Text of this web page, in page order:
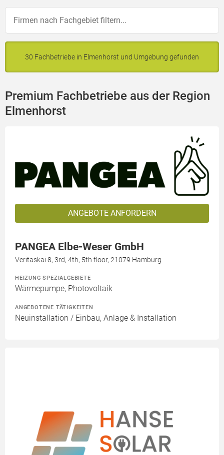
30 Fachbetriebe in Elmenhorst und Umgebung gefunden
Premium Fachbetriebe aus der Region
Elmenhorst
ANGEBOTE ANFORDERN
PANGEA Elbe-Weser GmbH
Veritaskai 8, 3rd, 4th, 5th floor, 21079 Hamburg
HEIZUNG SPEZIALGEBIETE
Wärmepumpe, Photovoltaik
ANGEBOTENE TÄTIGKEITEN
Neuinstallation / Einbau, Anlage & Installation